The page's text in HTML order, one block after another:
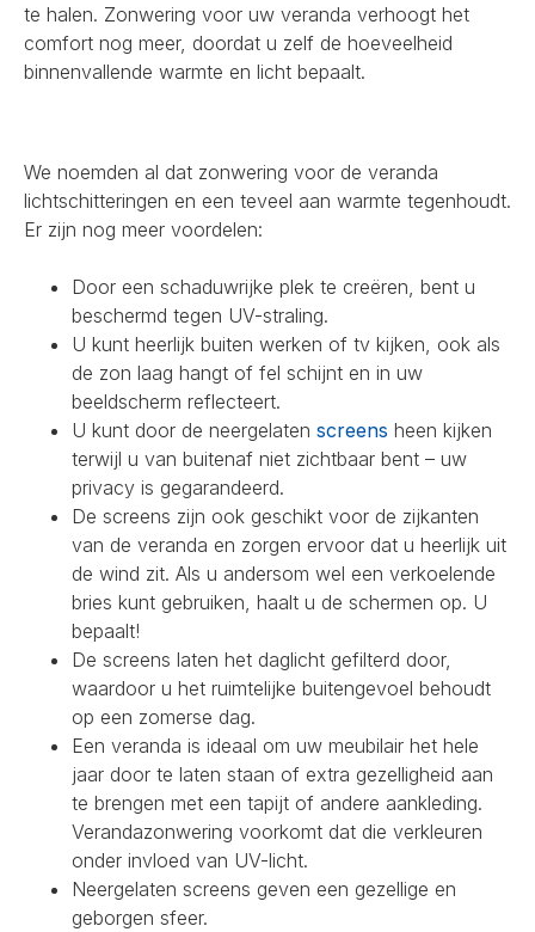
te halen. Zonwering voor uw veranda verhoogt het
comfort nog meer, doordat u zelf de hoeveelheid
binnenvallende warmte en licht bepaalt.
We noemden al dat zonwering voor de veranda
lichtschitteringen en een teveel aan warmte tegenhoudt.
Er zijn nog meer voordelen:
Door een schaduwrijke plek te creëren, bent u
beschermd tegen UV-straling.
U kunt heerlijk buiten werken of tv kijken, ook als
de zon laag hangt of fel schijnt en in uw
beeldscherm reflecteert.
U kunt door de neergelaten screens heen kijken
terwijl u van buitenaf niet zichtbaar bent – uw
privacy is gegarandeerd.
De screens zijn ook geschikt voor de zijkanten
van de veranda en zorgen ervoor dat u heerlijk uit
de wind zit. Als u andersom wel een verkoelende
bries kunt gebruiken, haalt u de schermen op. U
bepaalt!
De screens laten het daglicht gefilterd door,
waardoor u het ruimtelijke buitengevoel behoudt
op een zomerse dag.
Een veranda is ideaal om uw meubilair het hele
jaar door te laten staan of extra gezelligheid aan
te brengen met een tapijt of andere aankleding.
Verandazonwering voorkomt dat die verkleuren
onder invloed van UV-licht.
Neergelaten screens geven een gezellige en
geborgen sfeer.